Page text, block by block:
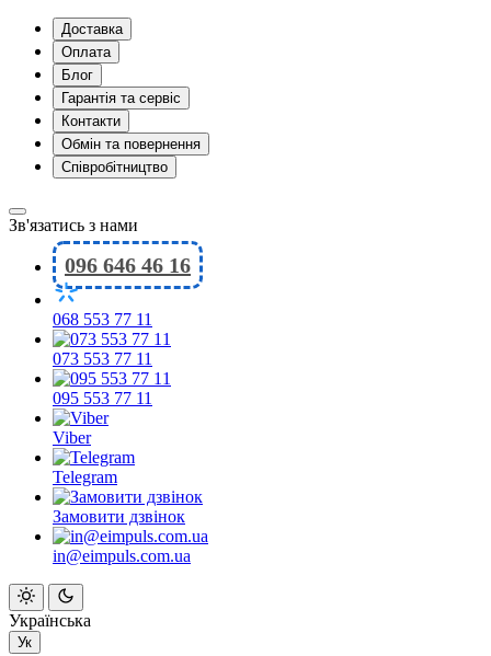
Доставка
Оплата
Блог
Гарантія та сервіс
Контакти
Обмін та повернення
Співробітництво
Зв'язатись з нами
096 646 46 16
068 553 77 11
073 553 77 11
095 553 77 11
Viber
Telegram
Замовити дзвінок
in@eimpuls.com.ua
Українська
Ук